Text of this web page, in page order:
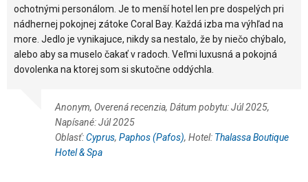
ochotnými personálom. Je to menší hotel len pre dospelých pri
nádhernej pokojnej zátoke Coral Bay. Každá izba ma výhľad na
more. Jedlo je vynikajuce, nikdy sa nestalo, že by niečo chýbalo,
alebo aby sa muselo čakať v radoch. Veľmi luxusná a pokojná
dovolenka na ktorej som si skutočne oddýchla.
Anonym, Overená recenzia, Dátum pobytu: Júl 2025,
Napísané: Júl 2025
Oblasť:Cyprus, Paphos (Pafos), Hotel: Thalassa Boutique
Hotel & Spa